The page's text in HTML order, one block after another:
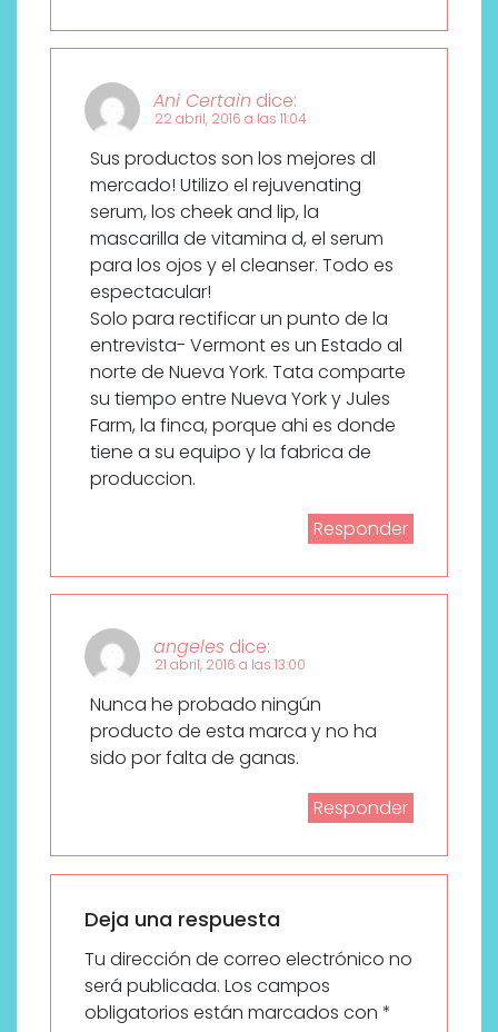
Ani Certain dice:
22 abril, 2016 a las 11:04
Sus productos son los mejores dl
mercado! Utilizo el rejuvenating
serum, los cheek and lip, la
mascarilla de vitamina d, el serum
para los ojos y el cleanser. Todo es
espectacular!
Solo para rectificar un punto de la
entrevista- Vermont es un Estado al
norte de Nueva York. Tata comparte
su tiempo entre Nueva York y Jules
Farm, la finca, porque ahi es donde
tiene a su equipo y la fabrica de
produccion.
Responder
angeles dice:
21 abril, 2016 a las 13:00
Nunca he probado ningún
producto de esta marca y no ha
sido por falta de ganas.
Responder
Deja una respuesta
Tu dirección de correo electrónico no
será publicada. Los campos
obligatorios están marcados con *